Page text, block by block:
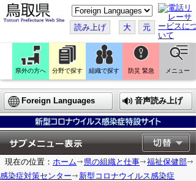
こ
の
ペ
ー
ジ
翻
訳
す
る
読み上げ 大 元
県外の方へ 分野で探す 組織で探す 防災 緊急 メニュー
Foreign Languages 音声読み上げ
現在の位置： ホーム 県の組織と仕事
福祉保健部
感染症対策センター
新型コロナウイルス感染症